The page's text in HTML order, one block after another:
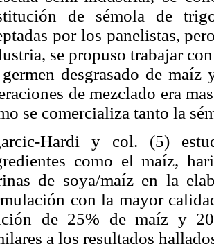
de sémola de
por los panelistas,
se propuso trabajar
desgrasado de
de mezclado era
se comercializa tanto la
Hardi y col. (5)
como el maíz,
de soya/maíz en la
con la mayor
de 25% de maíz y
a los resultados